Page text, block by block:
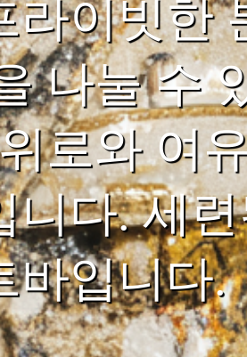
라이빗한
나눌 수
로와 여
니다. 세
바입니다.